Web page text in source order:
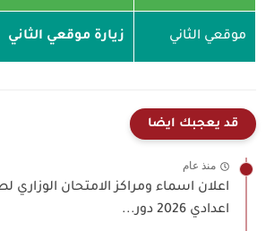
موقعي الثاني زيارة موقعي الثاني
قد يعجبك ايضا
منذ عام
اعلان اسماء ومراكز الامتحان
اعدادي 2026 دور...